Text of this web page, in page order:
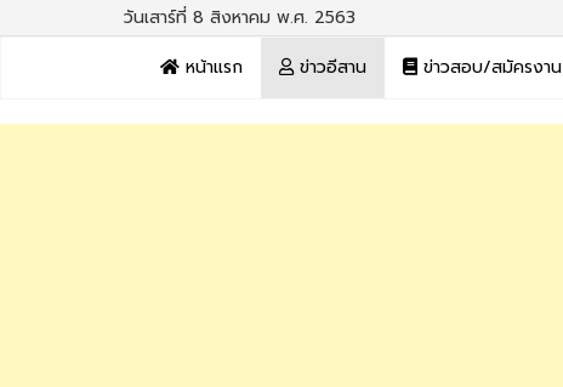
วันเสาร์ที่ 8 สิงหาคม พ.ศ. 2563
หน้าแรก
ข่าวอีสาน ข่าวสอบ/สมัครงาน